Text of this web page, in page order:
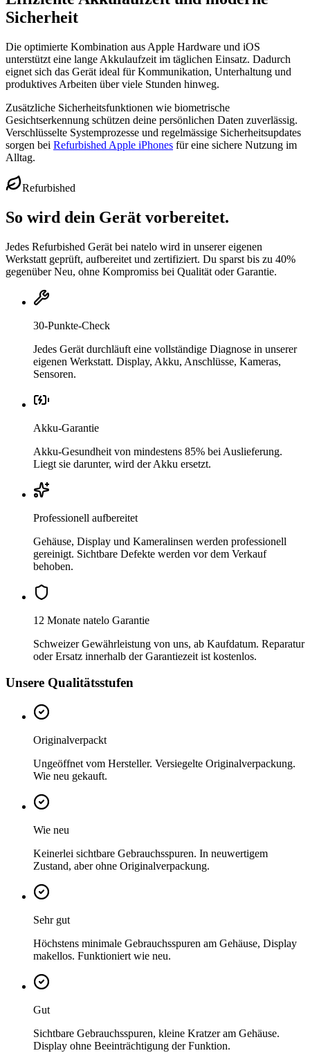
Sicherheit
Die optimierte Kombination aus Apple Hardware und iOS
unterstützt eine lange Akkulaufzeit im täglichen Einsatz. Dadurch
eignet sich das Gerät ideal für Kommunikation, Unterhaltung und
produktives Arbeiten über viele Stunden hinweg.
Zusätzliche Sicherheitsfunktionen wie biometrische
Gesichtserkennung schützen deine persönlichen Daten zuverlässig.
Verschlüsselte Systemprozesse und regelmässige Sicherheitsupdates
sorgen bei Refurbished Apple iPhones für eine sichere Nutzung im
Alltag.
Refurbished
So wird dein Gerät vorbereitet.
Jedes Refurbished Gerät bei natelo wird in unserer eigenen
Werkstatt geprüft, aufbereitet und zertifiziert. Du sparst bis zu 40%
gegenüber Neu, ohne Kompromiss bei Qualität oder Garantie.
30-Punkte-Check
Jedes Gerät durchläuft eine vollständige Diagnose in unserer
eigenen Werkstatt. Display, Akku, Anschlüsse, Kameras,
Sensoren.
Akku-Garantie
Akku-Gesundheit von mindestens 85% bei Auslieferung.
Liegt sie darunter, wird der Akku ersetzt.
Professionell aufbereitet
Gehäuse, Display und Kameralinsen werden professionell
gereinigt. Sichtbare Defekte werden vor dem Verkauf
behoben.
12 Monate natelo Garantie
Schweizer Gewährleistung von uns, ab Kaufdatum. Reparatur
oder Ersatz innerhalb der Garantiezeit ist kostenlos.
Unsere Qualitätsstufen
Originalverpackt
Ungeöffnet vom Hersteller. Versiegelte Originalverpackung.
Wie neu gekauft.
Wie neu
Keinerlei sichtbare Gebrauchsspuren. In neuwertigem
Zustand, aber ohne Originalverpackung.
Sehr gut
Höchstens minimale Gebrauchsspuren am Gehäuse, Display
makellos. Funktioniert wie neu.
Gut
Sichtbare Gebrauchsspuren, kleine Kratzer am Gehäuse.
Display ohne Beeinträchtigung der Funktion.